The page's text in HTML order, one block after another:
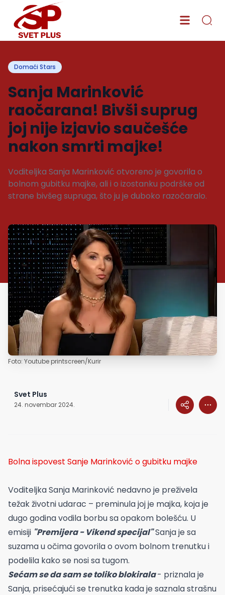
Domaći Stars
Sanja Marinković
raočarana! Bivši suprug
joj nije izjavio saučešće
nakon smrti majke!
Voditeljka Sanja Marinković otvoreno je govorila o
bolnom gubitku majke, ali i o izostanku podrške od
strane bivšeg supruga, što ju je duboko razočaralo.
Foto: Youtube printscreen/Kurir
Svet Plus
24. novembar 2024.
Bolna ispovest Sanje Marinković o gubitku majke
Voditeljka Sanja Marinković nedavno je preživela
težak životni udarac – preminula joj je majka, koja je
dugo godina vodila borbu sa opakom bolešću. U
emisiji "Premijera - Vikend specijal"Sanja je sa
suzama u očima govorila o ovom bolnom trenutku i
podelila kako se nosi sa tugom.
Sećam se da sam se toliko blokirala- priznala je
Sanja, prisećajući se trenutka kada je saznala strašnu